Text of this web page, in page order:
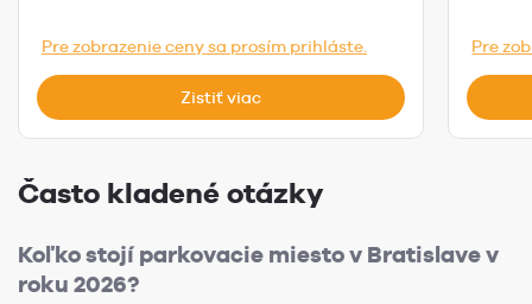
Pre zobrazenie ceny sa prosím prihláste.
Zistiť viac
Pre
Často kladené otázky
Koľko stojí parkovacie miesto v Bratislave v
roku 2026?